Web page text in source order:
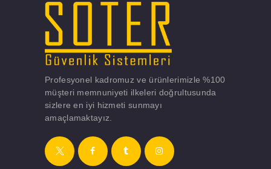
Profesyonel kadromuz ve ürünlerimizle %100
müşteri memnuniyeti ilkeleri doğrultusunda
sizlere en iyi hizmeti sunmayı
amaçlamaktayız.